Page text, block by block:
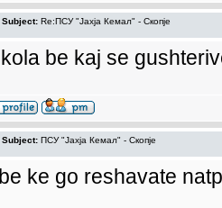
Subject: Re:ПCУ "Јахја Кемал" - Скопје
be kaj se
Subject: ПCУ "Јахја Кемал" - Скопје
ke go reshavate